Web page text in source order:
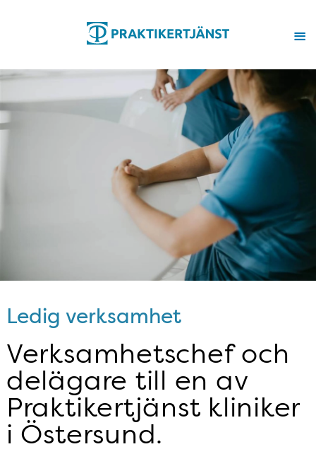
Ledig verksamhet
Verksamhetschef och
delägare till en av
Praktikertjänst kliniker
i Östersund.